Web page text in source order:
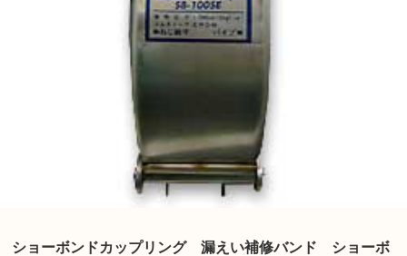
ショーボンドカップリング 漏えい補修バンド ショーボ